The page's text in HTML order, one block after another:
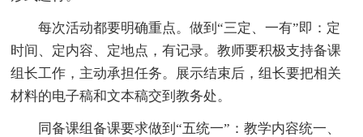
每次活动都要明确重点。做到“三定、一有”即：定
时间、定内容、定地点，有记录。教师要积极支持备课
组长工作，主动承担任务。展示结束后，组长要把相关
材料的电子稿和文本稿交到教务处。
同备课组备课要求做到“五统一”：教学内容统一、